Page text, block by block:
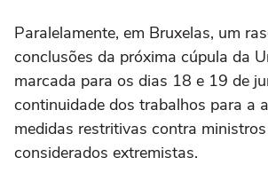
Paralelamente, em Bruxelas, um
conclusões da próxima cúpula da
marcada para os dias 18 e 19 de
continuidade dos trabalhos para a
medidas restritivas contra
considerados extremistas.